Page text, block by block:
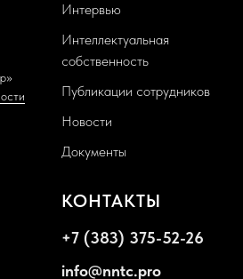
Интервью
Интеллектуальная
собственность
Публикации сотрудников
Новости
Документы
КОНТАКТЫ
+7 (383) 375-52-26
info@nntc.pro